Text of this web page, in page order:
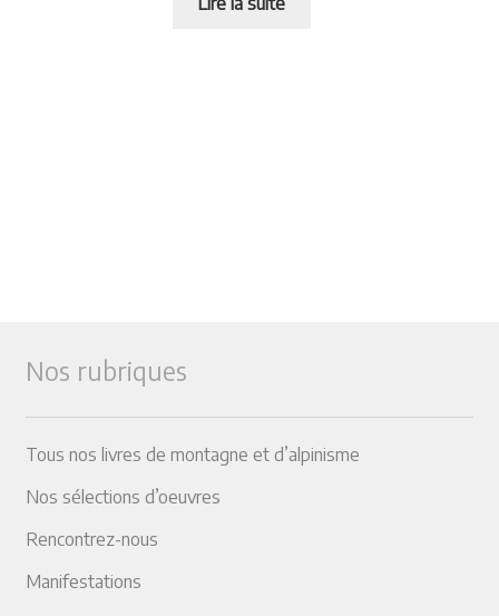
Nos rubriques
Tous nos livres de montagne et d’alpinisme
Nos sélections d’oeuvres
Rencontrez-nous
Manifestations